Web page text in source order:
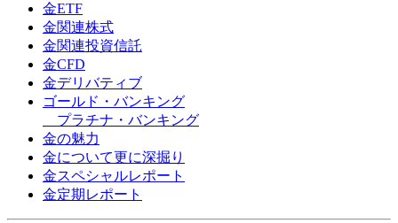
金ETF
金関連株式
金関連投資信託
金CFD
金デリバティブ
ゴールド・バンキング
プラチナ・バンキング
金の魅力
金について更に深掘り
金スペシャルレポート
金定期レポート